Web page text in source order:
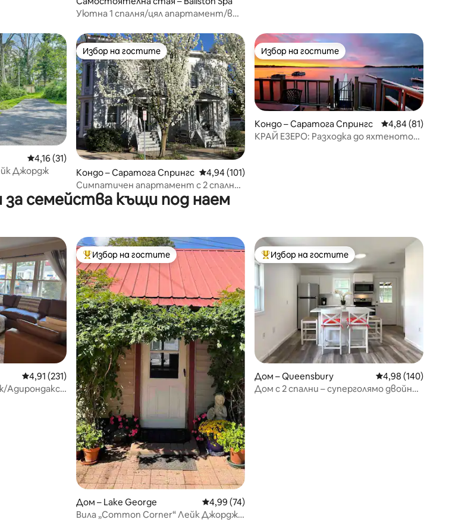
Уютна 1 спалня/цял апартамент/в
Средна оценка: 4,16 от 5, 31 отзива
4,16 (31)
Джордж
Избор на гостите
Избор на гостите
Кондо – Саратога Спрингс Средна оценка: 4,94 от 5, 101 отзива
4,94 (101)
Симпатичен апартамент с 2 спални
в сърцето на Саратога!
Избор на гостите
Избор на гостите
Кондо – Саратога Спрингс Средна оценка:
4,84 (81)
КРАЙ ЕЗЕРО: Разходка до яхтеното
семейства къщи под наем
Средна оценка: 4,91 от 5, 231 отзива
4,91 (231)
Адирондакс/
Най-популярен избор на гостите
Избор на гостите
Дом – Lake George Средна оценка: 4,99 от 5, 74 отзива
4,99 (74)
Вила „Common Corner“ Лейк Джордж,
Най-популярен избор на гостите
Избор на гостите
Дом – Queensbury Средна оценка: 4,98
4,98 (140)
Дом с 2 спални – суперголямо двойно